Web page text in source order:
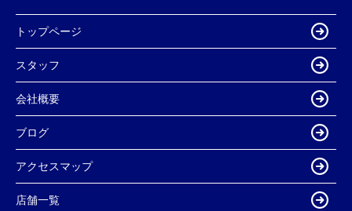
トップページ
スタッフ
会社概要
ブログ
アクセスマップ
店舗一覧